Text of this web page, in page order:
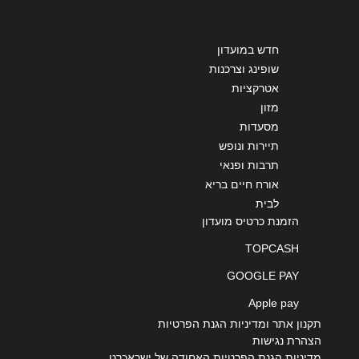
073-2505050
אילת
נתניה
חדש במועדון
שופינג וצרכנות
אטרקציות
מזון
מסעדות
תיירות ונופש
תרבות ופנאי
אורח חיים בריא
לבית
הזמנת כרטיס מועדון
TOPCASH
GOOGLE PAY
Apple pay
תקנון אתר ומדיניות הגנת הפרטיות
הצהרת נגישות